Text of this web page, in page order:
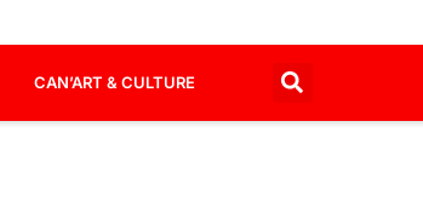
CAN’ART & CULTURE